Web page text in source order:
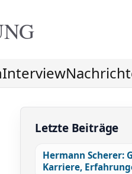
Interview
Letzte Beiträge
Hermann Scherer:
Karriere,